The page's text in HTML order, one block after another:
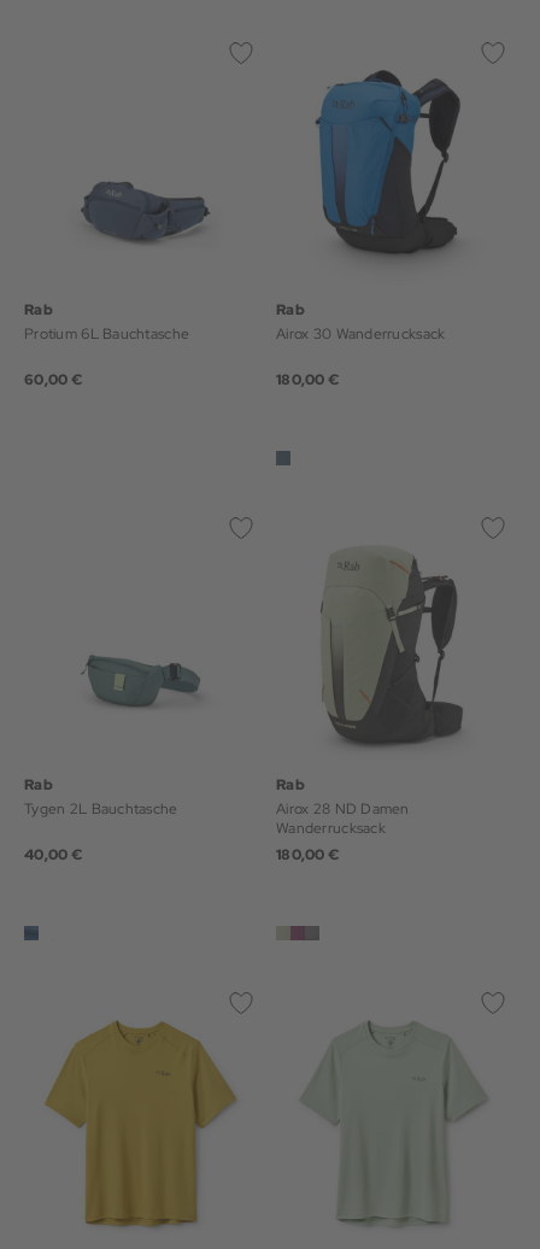
Rab
Protium 6L Bauchtasche
60,00 €
Rab
Airox 30 Wanderrucksack
180,00 €
Rab
Tygen 2L Bauchtasche
40,00 €
Rab
Airox 28 ND Damen
Wanderrucksack
180,00 €